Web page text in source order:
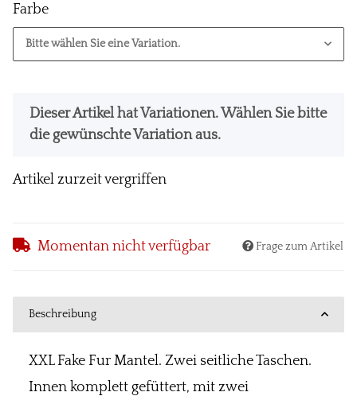
Farbe
Bitte wählen Sie eine Variation.
x
Dieser Artikel hat Variationen. Wählen Sie bitte
die gewünschte Variation aus.
Artikel zurzeit vergriffen
Momentan nicht verfügbar Frage zum Artikel
Beschreibung
XXL Fake Fur Mantel. Zwei seitliche Taschen.
Innen komplett gefüttert, mit zwei